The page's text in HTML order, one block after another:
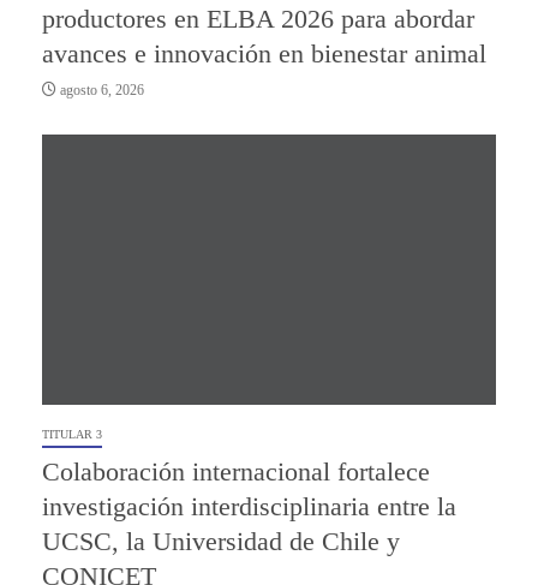
productores en ELBA 2026 para abordar
avances e innovación en bienestar animal
agosto 6, 2026
TITULAR 3
Colaboración internacional fortalece
investigación interdisciplinaria entre la
UCSC, la Universidad de Chile y
CONICET